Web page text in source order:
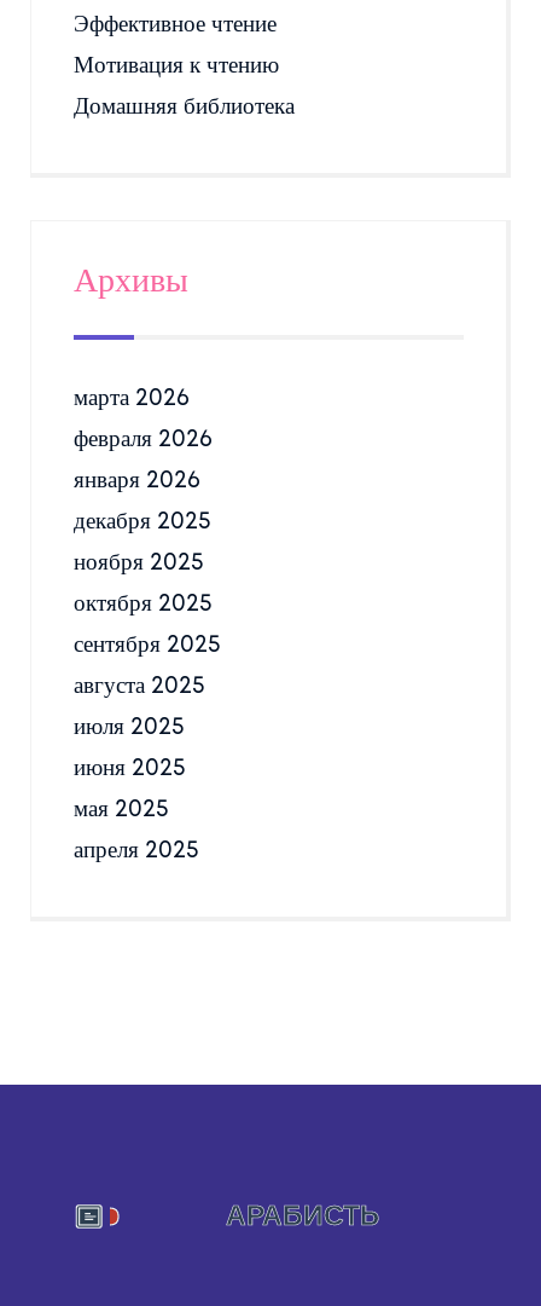
Эффективное чтение
Мотивация к чтению
Домашняя библиотека
Архивы
марта 2026
февраля 2026
января 2026
декабря 2025
ноября 2025
октября 2025
сентября 2025
августа 2025
июля 2025
июня 2025
мая 2025
апреля 2025